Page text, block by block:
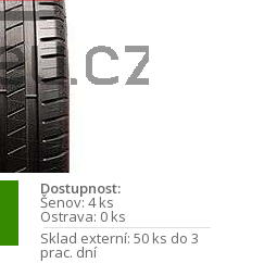
Dostupnost:
Šenov: 4 ks
Ostrava: 0 ks
Sklad externí: 50 ks do 3
prac. dní